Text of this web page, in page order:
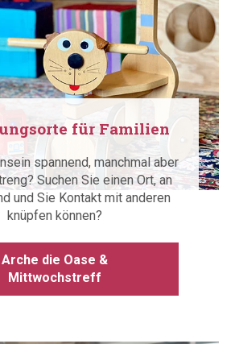
für Familien
spannend, manchmal aber
Suchen Sie einen Ort, an
und Sie Kontakt mit anderen
knüpfen können?
Arche die Oase &
Mittwochstreff